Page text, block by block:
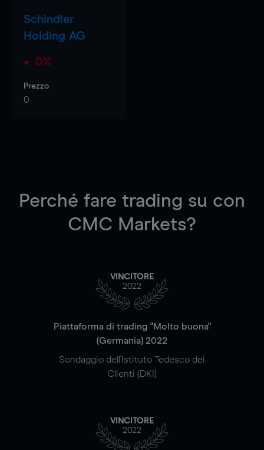
Schindler
Holding AG
0%
Prezzo
0
Perché fare trading su con
CMC Markets?
VINCITORE
2022
Piattaforma di trading "Molto buona"
(Germania) 2022
Sondaggio dell'Istituto Tedesco dei
Clienti (DKI)
VINCITORE
2022